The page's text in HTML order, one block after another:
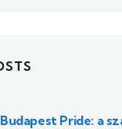
Budapest Pride: a